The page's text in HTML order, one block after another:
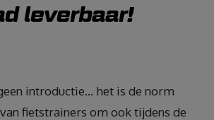
leverbaar!
introductie… het is de norm
fietstrainers om ook tijdens de